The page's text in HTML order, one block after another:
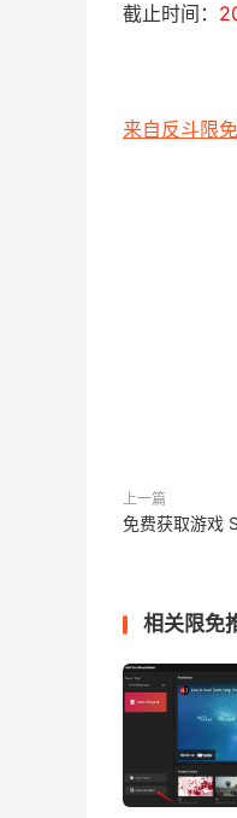
截止时间：
来自反斗限免
上一篇
免费获取游戏
相关限免